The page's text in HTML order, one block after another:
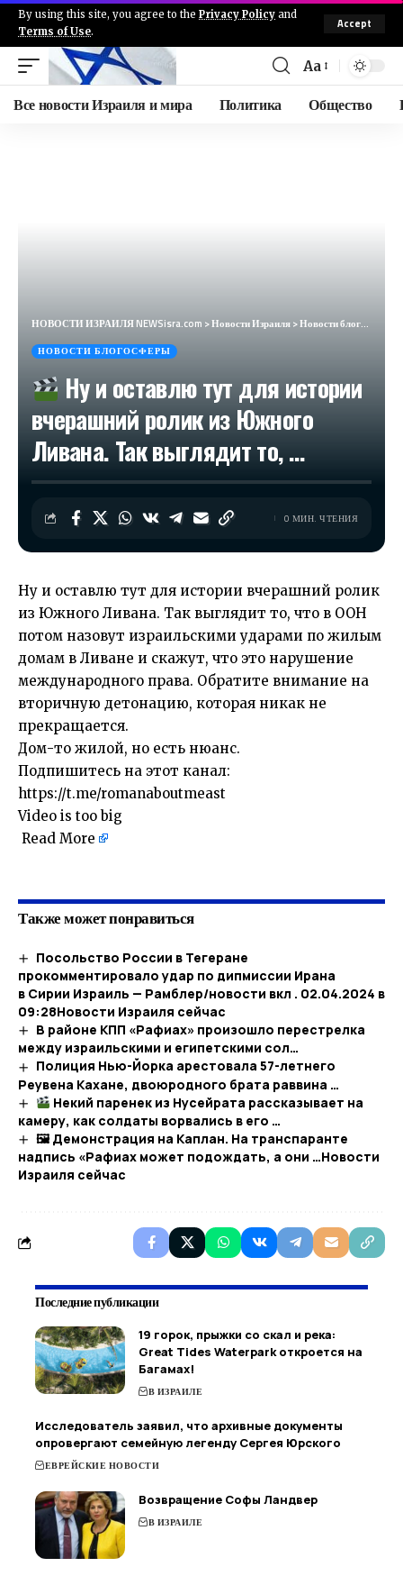
By using this site, you agree to the Privacy Policy and
Terms of Use.
Accept
Aa
Все новости Израиля и мира Политика Общество
НОВОСТИ ИЗРАИЛЯ NEWSisra.com >Новости Израиля>Новости блогосферы
НОВОСТИ БЛОГОСФЕРЫ
Ну и оставлю тут для истории
вчерашний ролик из Южного
Ливана. Так выглядит то, …
0 МИН. ЧТЕНИЯ
Ну и оставлю тут для истории вчерашний ролик
из Южного Ливана. Так выглядит то, что в ООН
потом назовут израильскими ударами по жилым
домам в Ливане и скажут, что это нарушение
международного права. Обратите внимание на
вторичную детонацию, которая никак не
прекращается.
Дом-то жилой, но есть нюанс.
Подпишитесь на этот канал:
https://t.me/romanaboutmeast
Video is too big
Read More
Также может понравиться
Посольство России в Тегеране
прокомментировало удар по дипмиссии Ирана
в Сирии Израиль — Рамблер/новости вкл . 02.04.2024 в
09:28​Новости Израиля сейчас
В районе КПП «Рафиах» произошло перестрелка
между израильскими и египетскими сол…
Полиция Нью-Йорка арестовала 57-летнего
Реувена Кахане, двоюродного брата раввина …
Некий паренек из Нусейрата рассказывает на
камеру, как солдаты ворвались в его …
🖼 Демонстрация на Каплан. На транспаранте
надпись «Рафиах может подождать, а они …​Новости
Израиля сейчас
Последние публикации
19 горок, прыжки со скал и река:
Great Tides Waterpark откроется на
Багамах!
В ИЗРАИЛЕ
Исследователь заявил, что архивные документы
опровергают семейную легенду Сергея Юрского
ЕВРЕЙСКИЕ НОВОСТИ
Возвращение Софы Ландвер
В ИЗРАИЛЕ